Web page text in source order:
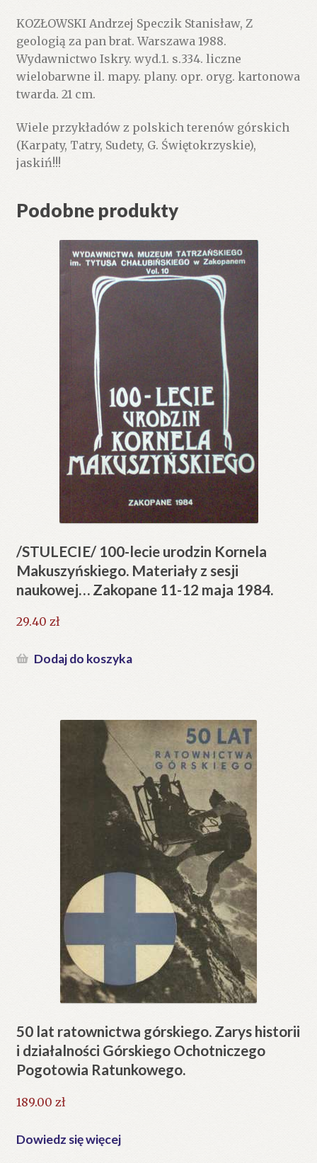
KOZŁOWSKI Andrzej Speczik Stanisław, Z
geologią za pan brat. Warszawa 1988.
Wydawnictwo Iskry. wyd.1. s.334. liczne
wielobarwne il. mapy. plany. opr. oryg. kartonowa
twarda. 21 cm.
Wiele przykładów z polskich terenów górskich
(Karpaty, Tatry, Sudety, G. Świętokrzyskie),
jaskiń!!!
Podobne produkty
/STULECIE/ 100-lecie urodzin Kornela
Makuszyńskiego. Materiały z sesji
naukowej… Zakopane 11-12 maja 1984.
29.40 zł
Dodaj do koszyka
50 lat ratownictwa górskiego. Zarys historii
i działalności Górskiego Ochotniczego
Pogotowia Ratunkowego.
189.00 zł
Dowiedz się więcej